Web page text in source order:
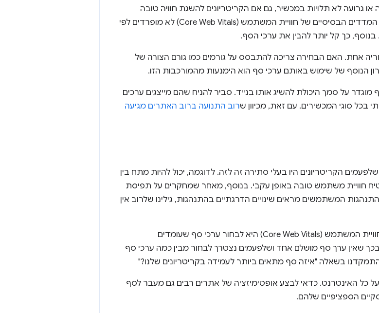
גרועה לא תלויות במכשיר, גם אם הקריטריונים להשגת חוויה טובה
תלויים במכשיר. לכן, ערכי הסף המומלצים של המדדים הבסיסיים של חוויית המשתמש (Core Web Vitals) לא מופרדים לפי
כך קל יותר להבין את ערכי הסף.
אחת. האם הבחירה צריכה להתבסס על גורמים כמו גורם הצורה של
הנוסף של שימוש באותם ערכי סף הוא הימנעות מהמורכבות הזו.
מוגדר על סמך היכולת להשיג אותו בנייד. סביר להניח שהם מייצגים ערכים
בכל סוגי המכשירים. עם זאת, מכיוון שרוב התנועה ברוב האתרים מגיעה
הקריטריונים היו בעלי סתירה זה לזה. לדוגמה, יכול להיות מתח בין
חוויית משתמש טובה באופן עקבי. בנוסף, מאחר שמחקרים על תפיסת
המשתמשים מראים שינויים הדרגתיים בהתנהגות, גילינו שלרוב אין
לכן, הגישה שלנו לגבי המדדים הבסיסיים של חוויית המשתמש (Core Web Vitals) היא לבחור ערכי סף שעומדים
שאין ערך סף מושלם אחד ושלפעמים נצטרך לבחור מבין כמה ערכי סף
בשאלה "איזה סף מתאים ביותר לעמידה בקריטריונים שלנו?"
כל האינטרנט. כדאי לבצע אופטימיזציה של אתרים רבים גם מעבר לסף
הספציפיים שלהם.